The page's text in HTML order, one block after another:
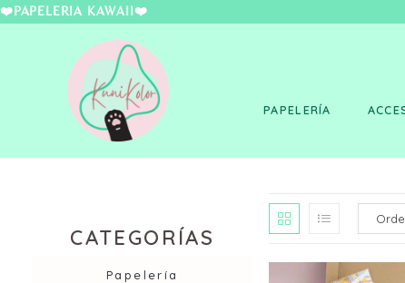
❤️PAPELERÍA
PAPELERÍA
CATEGORÍAS
Papelería